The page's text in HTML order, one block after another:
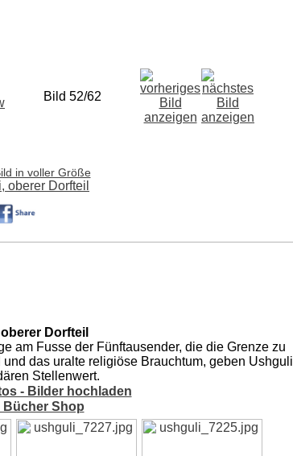
Bild 52/62
in voller Größe
Dorfteil
am Fusse der Fünftausender, die die Grenze zu
das uralte religiöse Brauchtum, geben Ushguli
Stellenwert.
- Bilder hochladen
Bücher Shop